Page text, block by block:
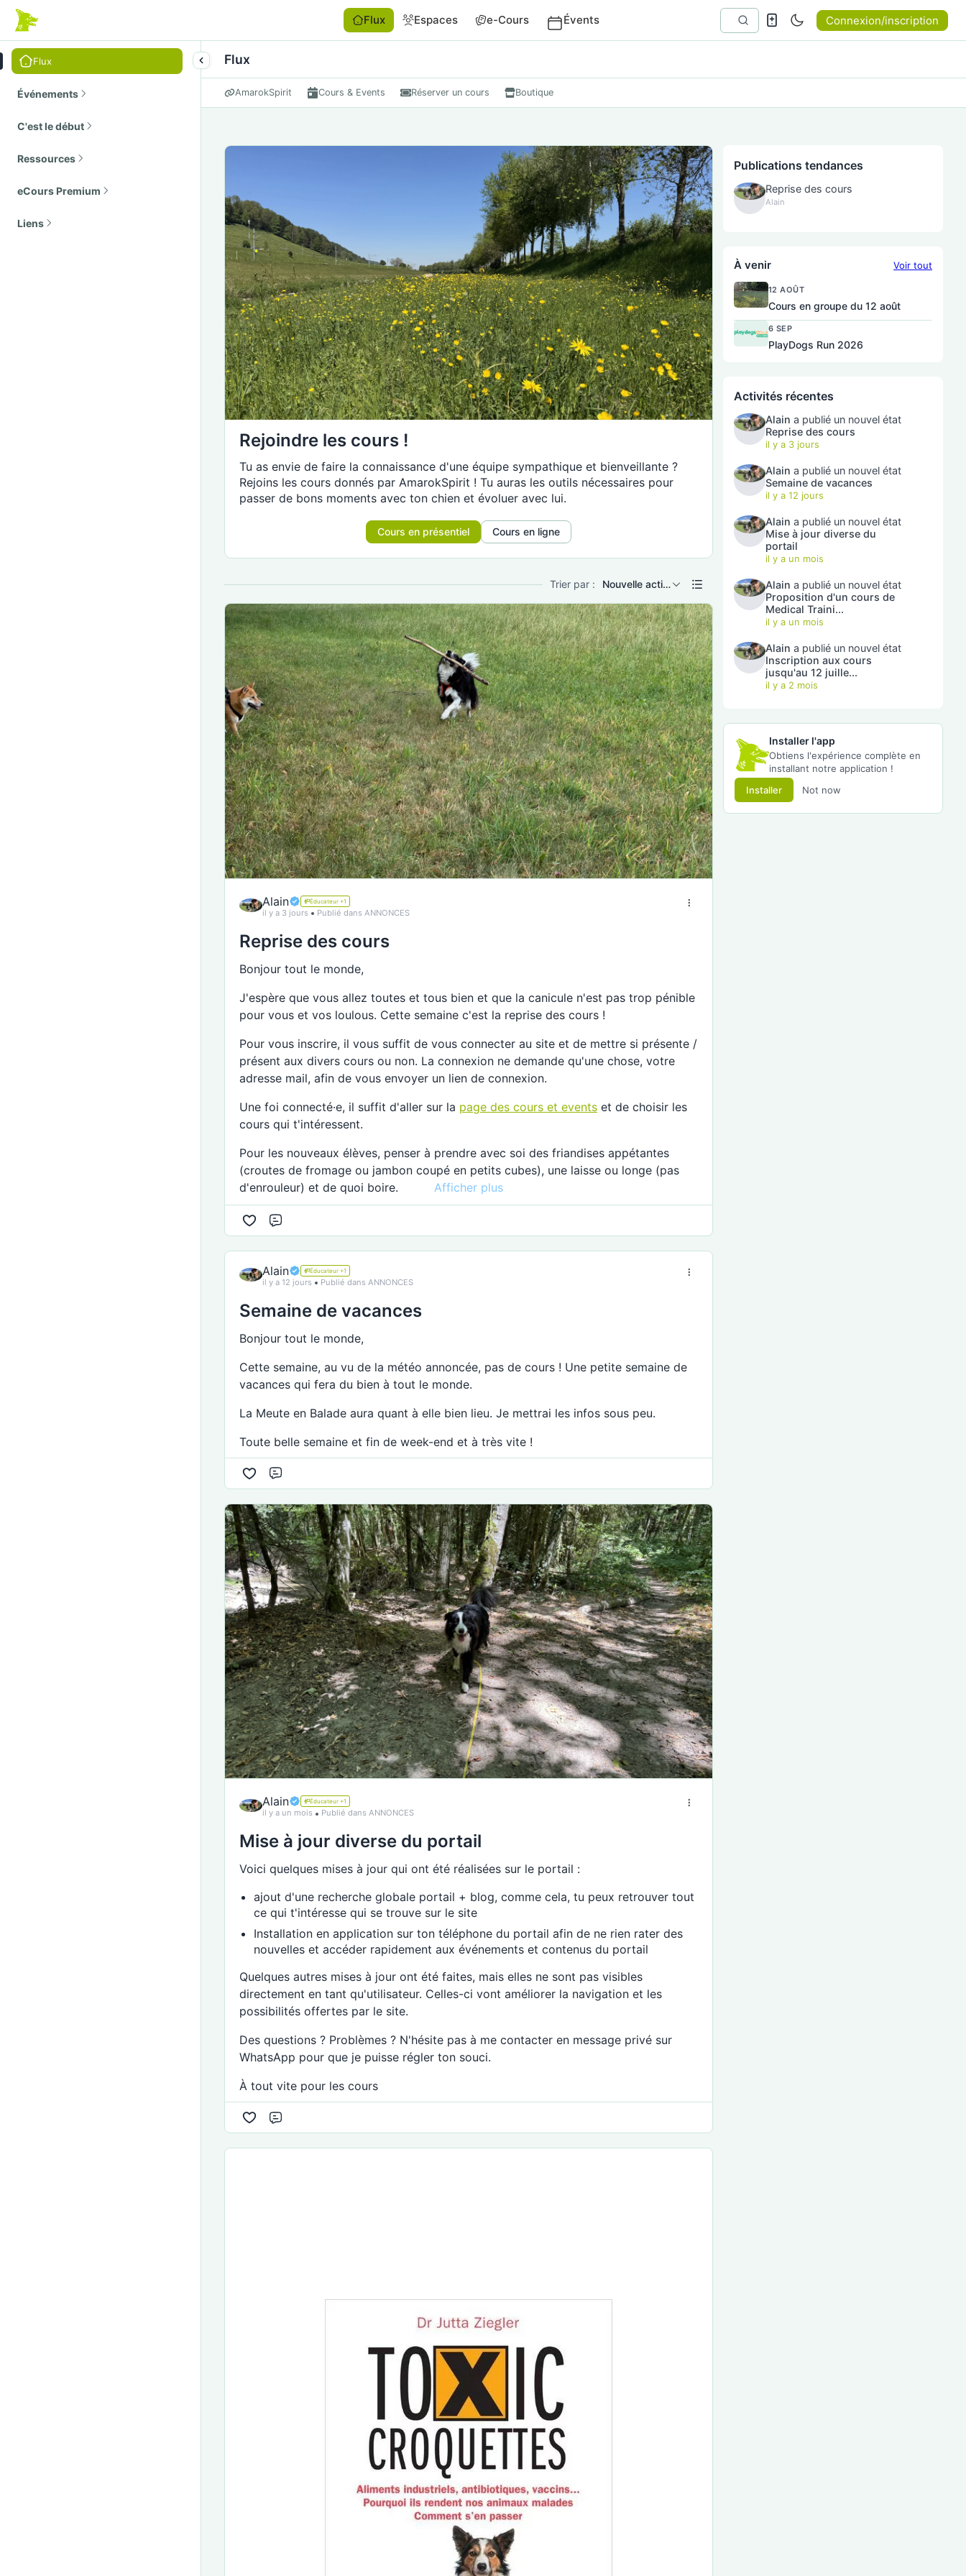
Flux Espaces e-Cours Évents Connexion/inscription
Flux
Événements
C'est le début
Ressources
eCours Premium
Liens
Flux
AmarokSpirit Cours & Events Réserver un cours Boutique
Rejoindre les cours !
Tu as envie de faire la connaissance d'une équipe sympathique et bienveillante ?
Rejoins les cours donnés par AmarokSpirit ! Tu auras les outils nécessaires pour
passer de bons moments avec ton chien et évoluer avec lui.
Cours en présentiel Cours en ligne
Trier par : Nouvelle activité
Alain Éducateur +1
il y a 3 jours Publié dans ANNONCES
Reprise des cours
Bonjour tout le monde,
J'espère que vous allez toutes et tous bien et que la canicule n'est pas trop pénible
pour vous et vos loulous. Cette semaine c'est la reprise des cours !
Pour vous inscrire, il vous suffit de vous connecter au site et de mettre si présente /
présent aux divers cours ou non. La connexion ne demande qu'une chose, votre
adresse mail, afin de vous envoyer un lien de connexion.
Une foi connecté·e, il suffit d'aller sur la page des cours et events et de choisir les
cours qui t'intéressent.
Pour les nouveaux élèves, penser à prendre avec soi des friandises appétantes
(croutes de fromage ou jambon coupé en petits cubes), une laisse ou longe (pas
d'enrouleur) et de quoi boire.
Si vous avez des questions, ne pas hésiter à me le remonter par message
WhatsApp ou ici même.
D'avance, je vous souhaite une bonne semaine ! Prenez soin de votre binôme. 🐶🚶
Afficher plus
Alain Éducateur +1
il y a 12 jours Publié dans ANNONCES
Semaine de vacances
Bonjour tout le monde,
Cette semaine, au vu de la météo annoncée, pas de cours ! Une petite semaine de
vacances qui fera du bien à tout le monde.
La Meute en Balade aura quant à elle bien lieu. Je mettrai les infos sous peu.
Toute belle semaine et fin de week-end et à très vite !
Alain Éducateur +1
il y a un mois Publié dans ANNONCES
Mise à jour diverse du portail
Voici quelques mises à jour qui ont été réalisées sur le portail :
ajout d'une recherche globale portail + blog, comme cela, tu peux retrouver tout
ce qui t'intéresse qui se trouve sur le site
Installation en application sur ton téléphone du portail afin de ne rien rater des
nouvelles et accéder rapidement aux événements et contenus du portail
Quelques autres mises à jour ont été faites, mais elles ne sont pas visibles
directement en tant qu'utilisateur. Celles-ci vont améliorer la navigation et les
possibilités offertes par le site.
Des questions ? Problèmes ? N'hésite pas à me contacter en message privé sur
WhatsApp pour que je puisse régler ton souci.
À tout vite pour les cours
Publications tendances
Reprise des cours
Alain
À venir Voir tout
12 AOÛT
Cours en groupe du 12 août
6 SEP
PlayDogs Run 2026
Activités récentes
Alain a publié un nouvel état
Reprise des cours
il y a 3 jours
Alain a publié un nouvel état
Semaine de vacances
il y a 12 jours
Alain a publié un nouvel état
Mise à jour diverse du
portail
il y a un mois
Alain a publié un nouvel état
Proposition d'un cours de
Medical Traini...
il y a un mois
Alain a publié un nouvel état
Inscription aux cours
jusqu'au 12 juille...
il y a 2 mois
Installer l'app
Obtiens l'expérience complète en
installant notre application !
Installer
Not now